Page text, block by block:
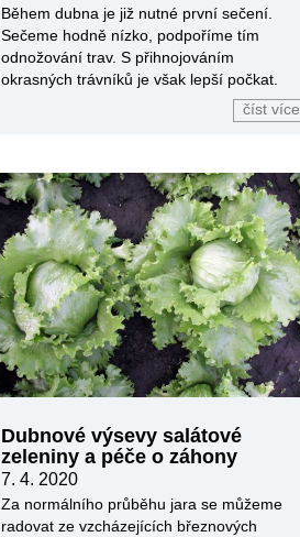
Během dubna je již nutné první sečení.
Sečeme hodně nízko, podpoříme tím
odnožování trav. S přihnojováním
okrasných trávníků je však lepší počkat.
číst více
Dubnové výsevy salátové
zeleniny a péče o záhony
7. 4. 2020
Za normálního průběhu jara se můžeme
radovat ze vzcházejících březnových